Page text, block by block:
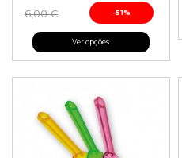
6,00 € -51%
Ver opções